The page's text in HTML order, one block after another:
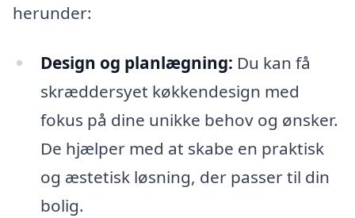
herunder:
Design og planlægning: Du kan få
skræddersyet køkkendesign med
fokus på dine unikke behov og ønsker.
De hjælper med at skabe en praktisk
og æstetisk løsning, der passer til din
bolig.